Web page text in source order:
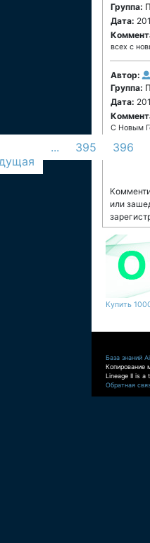
Группа:
Дата:
всех с
Автор:
Группа:
Дата:
С Новым
... 395 396
или
Купить
База знаний
Копирование
Lineage II is a
Обратная